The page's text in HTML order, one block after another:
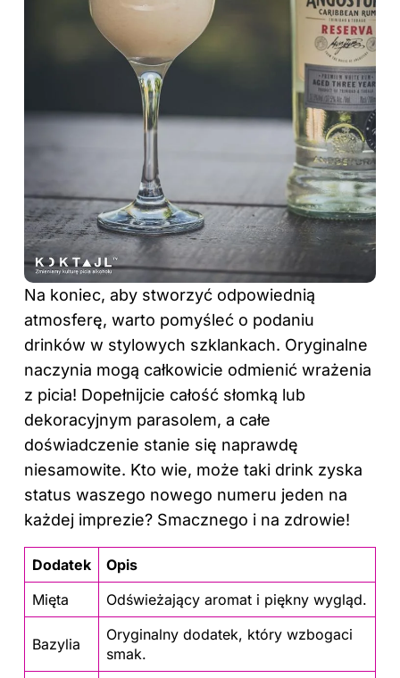
Na koniec, aby stworzyć odpowiednią
atmosferę, warto pomyśleć o podaniu
drinków w stylowych szklankach. Oryginalne
naczynia mogą całkowicie odmienić wrażenia
z picia! Dopełnijcie całość słomką lub
dekoracyjnym parasolem, a całe
doświadczenie stanie się naprawdę
niesamowite. Kto wie, może taki drink zyska
status waszego nowego numeru jeden na
każdej imprezie? Smacznego i na zdrowie!
Dodatek
Opis
Mięta
Odświeżający aromat i piękny wygląd.
Bazylia
Oryginalny dodatek, który wzbogaci
smak.